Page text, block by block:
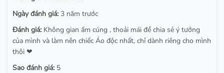
Ngày đánh giá: 3 năm trước
Đánh giá: Không gian ấm cúng , thoải mái để chia sẻ ý tưởng
của mình và làm nên chiếc Áo độc nhất, chỉ dành riêng cho mình
thôi ❤
Sao đánh giá: 5